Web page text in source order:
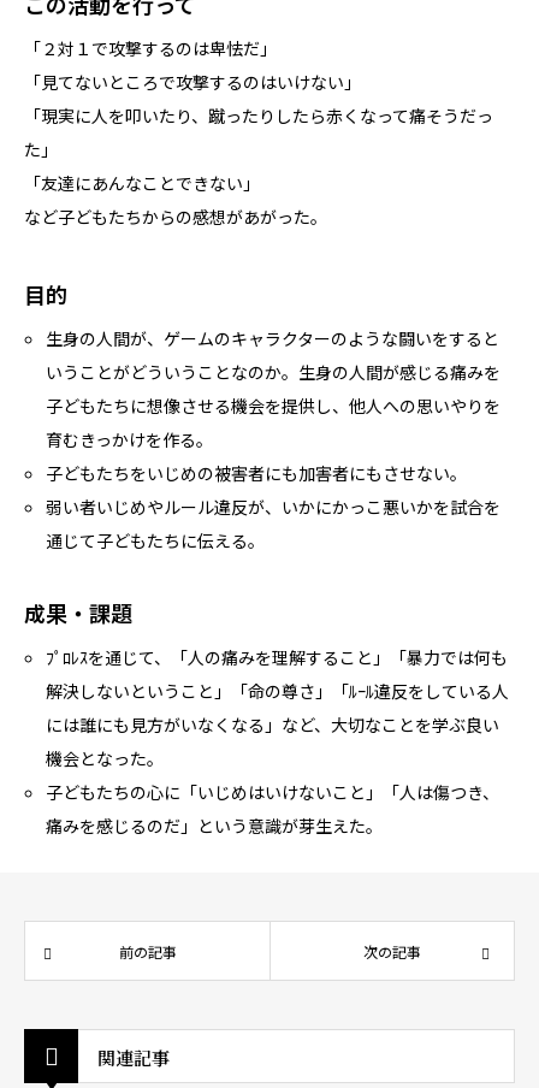
「２対１で攻撃するのは卑怯だ」
「見てないところで攻撃するのはいけない」
「現実に人を叩いたり、蹴ったりしたら赤くなって痛そうだっ
た」
「友達にあんなことできない」
など子どもたちからの感想があがった。
目的
生身の人間が、ゲームのキャラクターのような闘いをすると
いうことがどういうことなのか。生身の人間が感じる痛みを
子どもたちに想像させる機会を提供し、他人への思いやりを
育むきっかけを作る。
子どもたちをいじめの被害者にも加害者にもさせない。
弱い者いじめやルール違反が、いかにかっこ悪いかを試合を
通じて子どもたちに伝える。
成果・課題
ﾌﾟﾛﾚｽを通じて、「人の痛みを理解すること」「暴力では何も
解決しないということ」「命の尊さ」「ﾙｰﾙ違反をしている人
には誰にも見方がいなくなる」など、大切なことを学ぶ良い
機会となった。
子どもたちの心に「いじめはいけないこと」「人は傷つき、
痛みを感じるのだ」という意識が芽生えた。
前の記事 次の記事
関連記事